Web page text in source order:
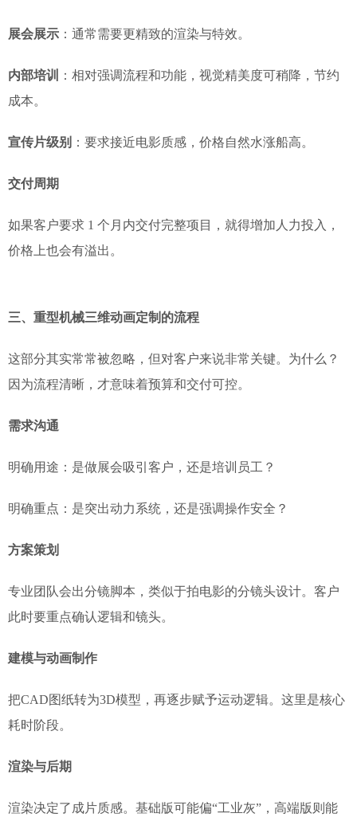
展会展示 ：通常需要更精致的渲染与特效。
内部培训
：相对强调流程和功能，视觉精美度可稍降，节约
成本。
宣传片级别 ：要求接近电影质感，价格自然水涨船高。
交付周期
如果客户要求 1 个月内交付完整项目，就得增加人力投入，
价格上也会有溢出。
三、重型机械三维动画定制的流程
这部分其实常常被忽略，但对客户来说非常关键。为什么？
因为流程清晰，才意味着预算和交付可控。
需求沟通
明确用途：是做展会吸引客户，还是培训员工？
明确重点：是突出动力系统，还是强调操作安全？
方案策划
专业团队会出分镜脚本，类似于拍电影的分镜头设计。客户
此时要重点确认逻辑和镜头。
建模与动画制作
把CAD图纸转为3D模型，再逐步赋予运动逻辑。这里是核心
耗时阶段。
渲染与后期
渲染决定了成片质感。基础版可能偏“工业灰”，高端版则能